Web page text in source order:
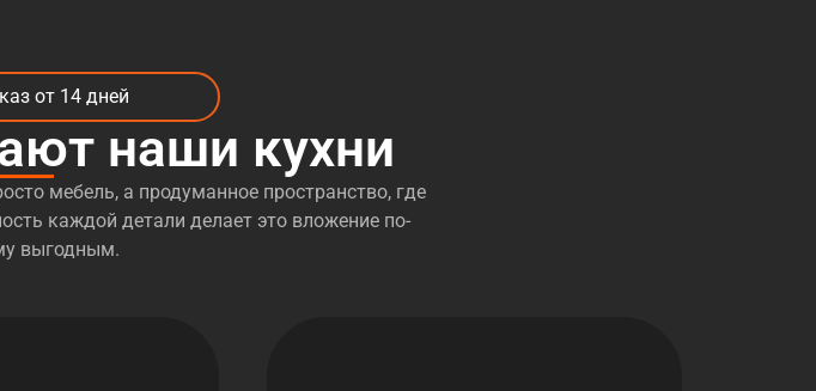
от 14 дней
наши кухни
мебель, а продуманное пространство, где
каждой детали делает это вложение по-
выгодным.